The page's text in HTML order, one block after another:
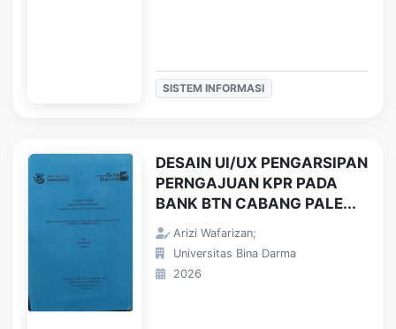
SISTEM INFORMASI
DESAIN UI/UX PENGARSIPAN
PERNGAJUAN KPR PADA
BANK BTN CABANG PALE...
Arizi Wafarizan;
Universitas Bina Darma
2026